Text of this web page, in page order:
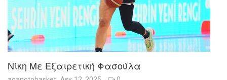
Νίκη Με Εξαιρετική Φασούλα